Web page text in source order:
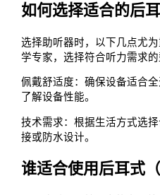
如何选择适合的后
选择助听器时，以下几点尤
学专家，选择符合听力需求的
佩戴舒适度：确保设备适合
了解设备性能。
技术需求：根据生活方式选
接或防水设计。
谁适合使用后耳式